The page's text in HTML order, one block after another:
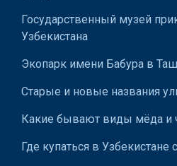
Государственный музей
Узбекистана
Экопарк имени Бабура в
Старые и новые названия
Какие бывают виды мёда и
Где купаться в Узбекистане